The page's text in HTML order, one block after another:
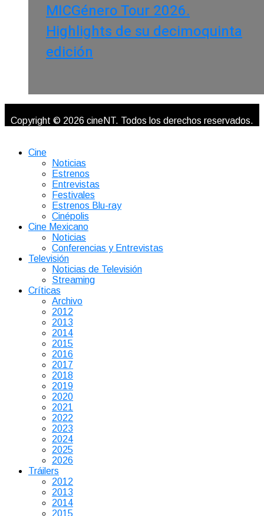
MICGénero Tour 2026.
Highlights de su decimoquinta
edición
Copyright © 2026 cineNT. Todos los derechos reservados.
Cine
Noticias
Estrenos
Entrevistas
Festivales
Estrenos Blu-ray
Cinépolis
Cine Mexicano
Noticias
Conferencias y Entrevistas
Televisión
Noticias de Televisión
Streaming
Críticas
Archivo
2012
2013
2014
2015
2016
2017
2018
2019
2020
2021
2022
2023
2024
2025
2026
Tráilers
2012
2013
2014
2015